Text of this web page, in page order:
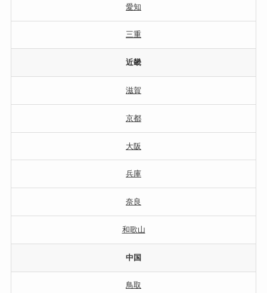
愛知
三重
近畿
滋賀
京都
大阪
兵庫
奈良
和歌山
中国
鳥取